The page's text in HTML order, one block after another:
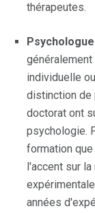
thérapeutes.
individuelle
distinction de
doctorat ont
psychologie.
formation
l'accent sur
années